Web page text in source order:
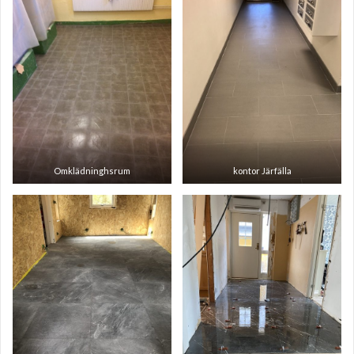
Omklädninghsrum kontor Järfälla